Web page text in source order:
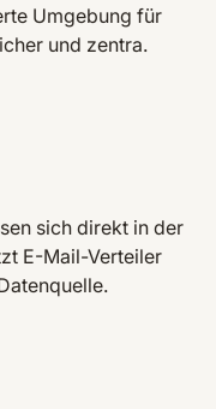
Umgebung für
und zentra.
sich direkt in der
E-Mail-Verteiler